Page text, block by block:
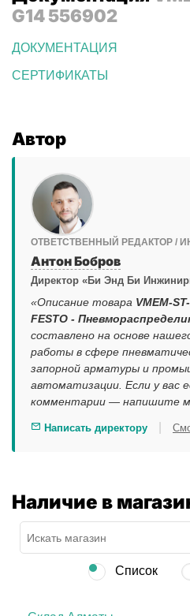
G14 556902
ДОКУМЕНТАЦИЯ
СЕРТИФИКАТЫ
Автор
ОТВЕТСТВЕННЫЙ РЕДАКТОР /
Антон Бобров
Директор «Би Энд Би
«Описание товара VMEM-
FESTO -
составлено на основе
работы в сфере
запорной арматуры и
автоматизации. Если у вас
комментарии — напишите
Написать директору
Наличие в
Список